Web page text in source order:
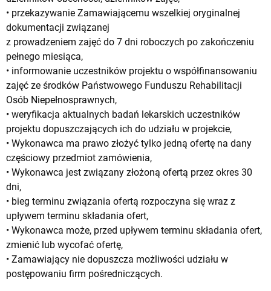
• przekazywanie Zamawiającemu wszelkiej oryginalnej
dokumentacji związanej
z prowadzeniem zajęć do 7 dni roboczych po zakończeniu
pełnego miesiąca,
• informowanie uczestników projektu o współfinansowaniu
zajęć ze środków Państwowego Funduszu Rehabilitacji
Osób Niepełnosprawnych,
• weryfikacja aktualnych badań lekarskich uczestników
projektu dopuszczających ich do udziału w projekcie,
• Wykonawca ma prawo złożyć tylko jedną ofertę na dany
częściowy przedmiot zamówienia,
• Wykonawca jest związany złożoną ofertą przez okres 30
dni,
• bieg terminu związania ofertą rozpoczyna się wraz z
upływem terminu składania ofert,
• Wykonawca może, przed upływem terminu składania ofert,
zmienić lub wycofać ofertę,
• Zamawiający nie dopuszcza możliwości udziału w
postępowaniu firm pośredniczących.